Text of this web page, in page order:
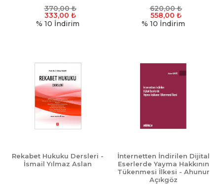
370,00₺
333,00 ₺
% 10 İndirim
620,00₺
558,00 ₺
% 10 İndirim
Rekabet Hukuku Dersleri -
İsmail Yılmaz Aslan
İnternetten İndirilen Dijital
Eserlerde Yayma Hakkının
Tükenmesi İlkesi - Ahunur
Açıkgöz